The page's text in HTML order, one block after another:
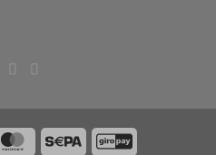
MasterCard Sepa GiroPay